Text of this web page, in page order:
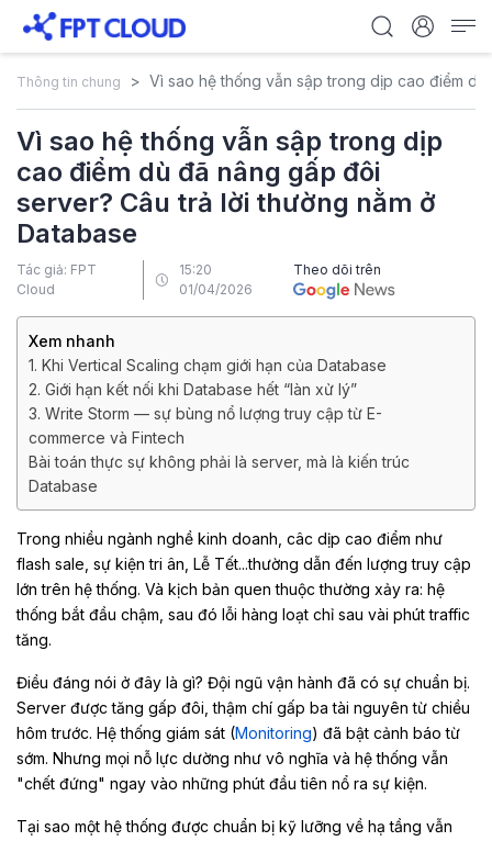
Thông tin chung Vì sao hệ thống vẫn sập trong dịp cao điểm
Vì sao hệ thống vẫn sập trong dịp
cao điểm dù đã nâng gấp đôi
server? Câu trả lời thường nằm ở
Database
Tác giả: FPT
Cloud
15:20
01/04/2026
Theo dõi trên
Xem nhanh
1. Khi Vertical Scaling chạm giới hạn của Database
2. Giới hạn kết nối khi Database hết “làn xử lý”
3. Write Storm — sự bùng nổ lượng truy cập từ E-
commerce và Fintech
Bài toán thực sự không phải là server, mà là kiến trúc
Database
Trong nhiều ngành nghề kinh doanh, câc dịp cao điểm như
flash sale, sự kiện tri ân, Lễ Tết...thường dẫn đến lượng truy cập
lớn trên hệ thống. Và kịch bản quen thuộc thường xảy ra: hệ
thống bắt đầu chậm, sau đó lỗi hàng loạt chỉ sau vài phút traffic
tăng.
Điều đáng nói ở đây là gì? Đội ngũ vận hành đã có sự chuẩn bị.
Server được tăng gấp đôi, thậm chí gấp ba tài nguyên từ chiều
hôm trước. Hệ thống giám sát (Monitoring) đã bật cảnh báo từ
sớm. Nhưng mọi nỗ lực dường như vô nghĩa và hệ thống vẫn
"chết đứng" ngay vào những phút đầu tiên nổ ra sự kiện.
Tại sao một hệ thống được chuẩn bị kỹ lưỡng về hạ tầng vẫn